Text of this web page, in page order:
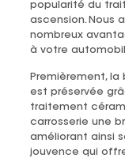
popularité du
ascension. Nous
nombreux
à votre
Premièrement,
est préservée
traitement
carrosserie une
améliorant ainsi
jouvence qui